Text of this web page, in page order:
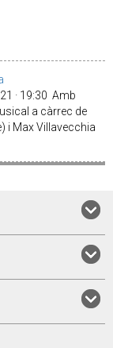
· 19:30 Amb
a càrrec de
i Max Villavecchia